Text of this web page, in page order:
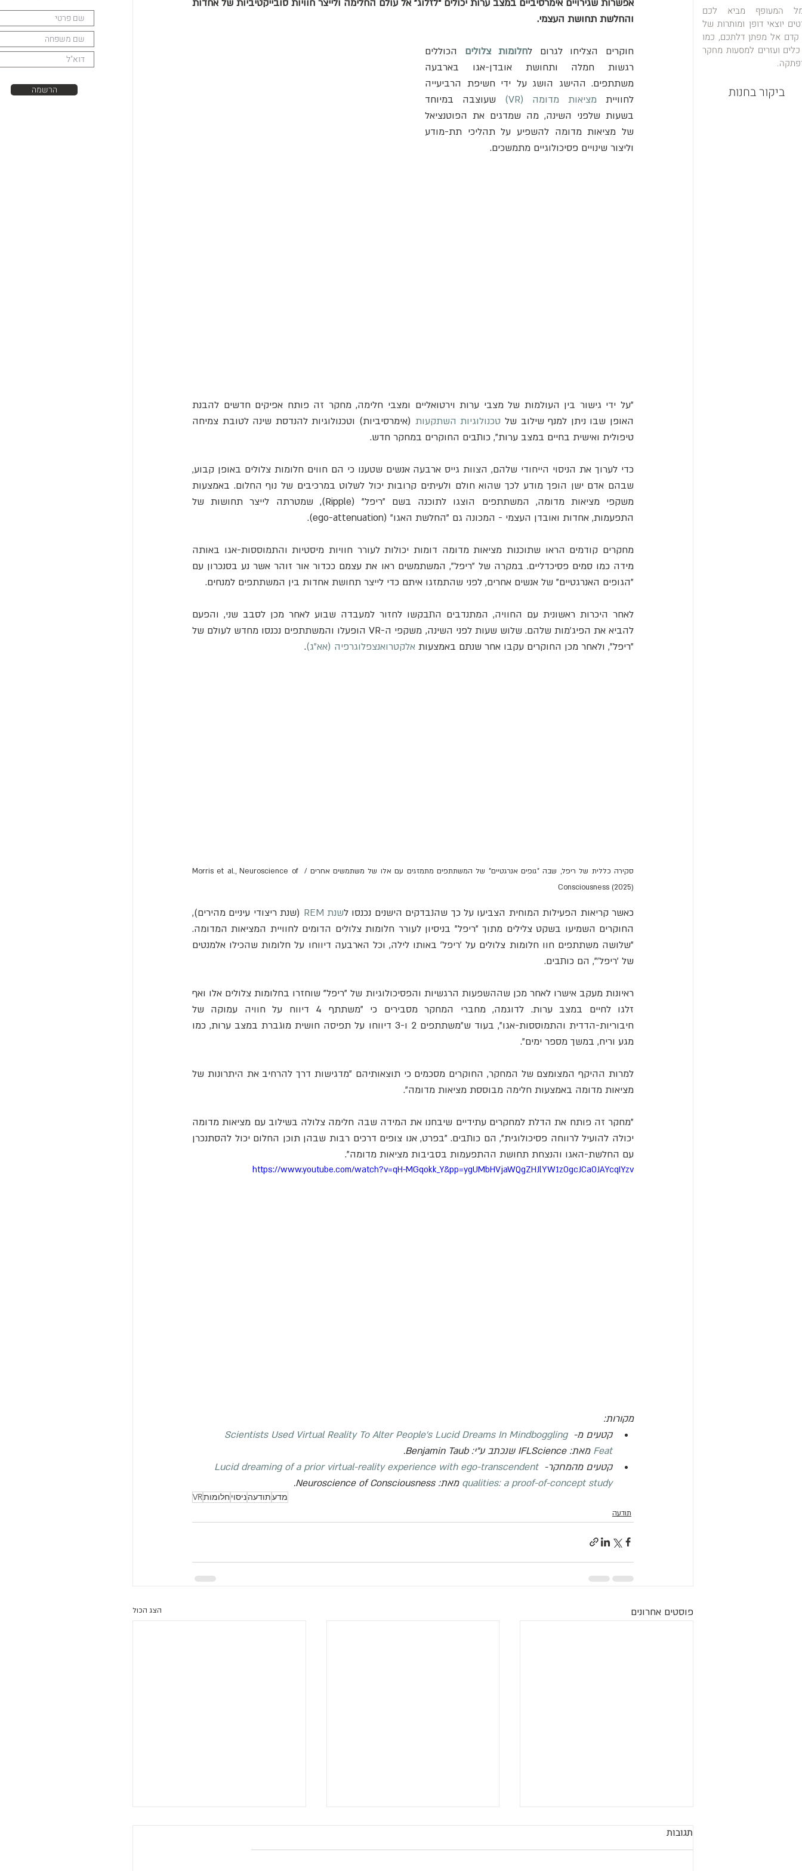
הרשמה
והחלשת תחושת העצמי.
חוקרים הצליחו לגרום לחלומות צלולים
לחוויית מציאות מדומה (VR)
וליצור שינויים פסיכולוגיים מתמשכים.
האופן שבו ניתן למנף שילוב של טכנולוגיות השתקעות
טיפולית ואישית בחיים במצב ערות", כותבים החוקרים במחקר חדש.
התפעמות, אחדות ואובדן העצמי - המכונה גם "החלשת האגו" (ego-attenuation).
"הגופים האנרגטיים" של אנשים אחרים, לפני שהתמזגו איתם כדי לייצר תחושת אחדות בין המשתתפים למנחים.
"ריפל", ולאחר מכן החוקרים עקבו אחר שנתם באמצעות אלקטרואנצפלוגרפיה (אא"ג).
סקירה כללית של ריפל, שבה "גופים אנרגטיים" של המשתתפים מתמזגים עם אלו של משתמשים אחרים / Morris et al., Neuroscience of
Consciousness (2025)
כאשר קריאות הפעילות המוחית הצביעו על כך שהנבדקים הישנים נכנסו לשנת REM
של 'ריפל'", הם כותבים.
מגע וריח, במשך מספר ימים".
מציאות מדומה באמצעות חלימה מבוססת מציאות מדומה".
עם החלשת-האגו והנצחת תחושת ההתפעמות בסביבות מציאות מדומה".
https://www.youtube.com/watch?v=qH-MGqokk_Y&pp=ygUMbHVjaWQgZHJlYW1z0gcJCa0JAYcqIYzv
מקורות:
קטעים מ- Scientists Used Virtual Reality To Alter People’s Lucid Dreams In Mindboggling
Feat מאת: IFLScience שנכתב ע"י: Benjamin Taub
.
קטעים מהמחקר- Lucid dreaming of a prior virtual-reality experience with ego-transcendent
qualities: a proof-of-concept study מאת: Neuroscience of Consciousness
.
מדעתודעהניסוי חלומותVR
תודעה
פוסטים אחרונים הצג הכול
תגובות
המעופף מביא לכם
יוצאי דופן ומותרות של
קדם אל מפתן דלתכם, כמו
ועזרים למסעות מחקר
ביקור בחנות